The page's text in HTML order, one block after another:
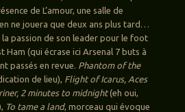
de L’amour, une salle de
ne jouera que deux ans plus tard…
passion de son leader pour le foot
Ham (qui écrase ici Arsenal 7 buts à
passés en revue. Phantom of the
de lieu), Flight of Icarus, Aces
2 minutes to midnight(eh oui,
To tame a land, morceau qui évoque